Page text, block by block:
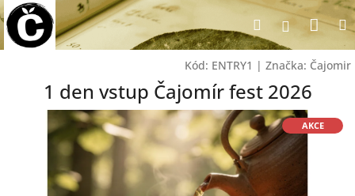
Přejít
na
obsah
Hledat
Kód: ENTRY1 | Značka: Čajomir
1 den vstup Čajomír fest 2026
AKCE